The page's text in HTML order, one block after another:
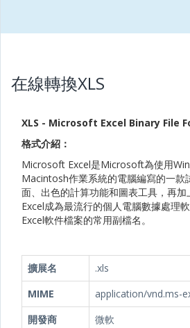
在線轉換XLS
XLS - Microsoft Excel Binary File
格式介紹：
Microsoft Excel是Microsoft為使用
Macintosh作業系統的電腦編寫的一款
面、出色的計算功能和圖表工具，再
Excel成為最流行的個人電腦數據處理
Excel軟件檔案的常用副檔名。
擴展名
.xls
MIME
application/vnd.ms-
開發商
微軟